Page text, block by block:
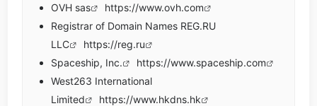
OVH sas
https://www.ovh.com
Registrar of Domain Names REG.RU
LLC
https://reg.ru
Spaceship, Inc.
https://www.spaceship.com
West263 International
Limited
https://www.hkdns.hk